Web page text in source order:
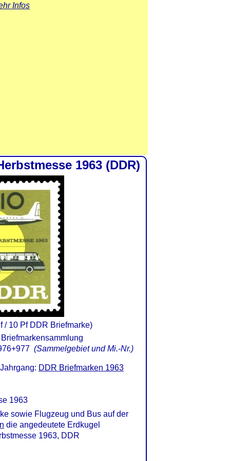
Infos
1963 (DDR)
/ 10 Pf DDR Briefmarke)
(Sammelgebiet und Mi.-Nr.)
DDR Briefmarken 1963
1963
sowie Flugzeug und Bus auf der
die angedeutete Erdkugel
1963, DDR